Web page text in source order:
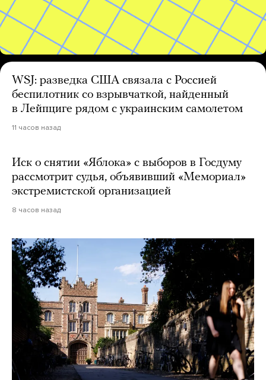
WSJ: разведка США связала с Россией
беспилотник со взрывчаткой, найденный
в Лейпциге рядом с украинским самолетом
11 часов назад
Иск о снятии «Яблока» с выборов в Госдуму
рассмотрит судья, объявивший «Мемориал»
экстремистской организацией
8 часов назад